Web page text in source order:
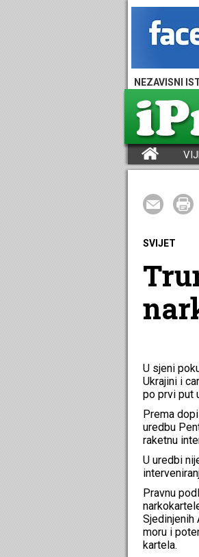
NEZAVISNI
SVIJET
U sjeni
Ukrajini i
po prvi put
Prema
uredbu
raketnu
U uredbi
Pravnu
Sjedinjenih
moru i
kartela.